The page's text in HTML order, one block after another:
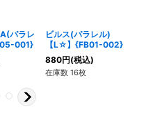
パラレ
001}
ビルス(パラレル)
【L☆】{FB01-002}
880円(税込)
在庫数 16枚